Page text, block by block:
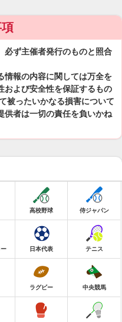
必ず主催者発行のものと照合
情報の内容に関しては万全を
および安全性を保証するもの
被ったいかなる損害について
供者は一切の責任を負いかね
高校野球 侍ジャパン
日本代表 テニス
ラグビー 中央競馬